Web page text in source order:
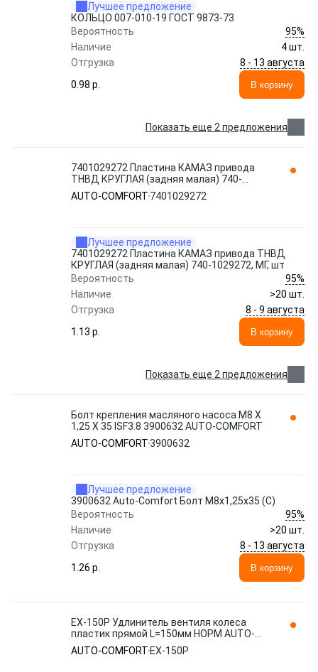
Лучшее предложение
КОЛЬЦО 007-010-19 ГОСТ 9873-73
Вероятность
95%
Наличие
4 шт.
Отгрузка
8 - 13 августа
0.98 p.
В корзину
Показать еще 2 предложения
7401029272 Пластина КАМАЗ привода
ТНВД КРУГЛАЯ (задняя малая) 740-
1029272, МГ, шт AUTO-COMFORT
AUTO-COMFORT 7401029272
Лучшее предложение
7401029272 Пластина КАМАЗ привода ТНВД
КРУГЛАЯ (задняя малая) 740-1029272, МГ, шт
Вероятность
95%
Наличие
>20 шт.
Отгрузка
8 - 9 августа
1.13 p.
В корзину
Показать еще 2 предложения
Болт крепления масляного насоса M8 X
1,25 X 35 ISF3.8 3900632 AUTO-COMFORT
AUTO-COMFORT3900632
Лучшее предложение
3900632 Auto-Comfort Болт М8х1,25х35 (С)
Вероятность
95%
Наличие
>20 шт.
Отгрузка
8 - 13 августа
1.26 p.
В корзину
EX-150P Удлинитель вентиля колеса
пластик прямой L=150мм НОРМ AUTO-
COMFORT
AUTO-COMFORT EX-150P